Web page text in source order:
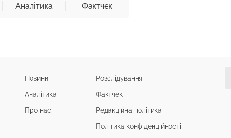
Аналітика Фактчек
Новини
Аналітика
Про нас
Розслідування
Фактчек
Редакційна політика
Політика конфіденційності